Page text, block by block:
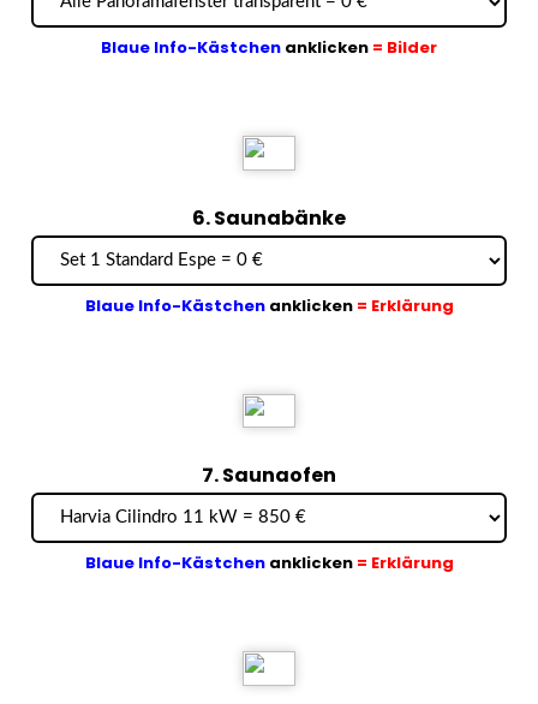
Blaue Info-Kästchen anklicken = Bilder
6. Saunabänke
Blaue Info-Kästchen anklicken = Erklärung
7. Saunaofen
Blaue Info-Kästchen anklicken = Erklärung